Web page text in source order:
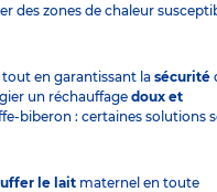
des zones de chaleur
en garantissant la sécurité
un réchauffage doux et
biberon : certaines solutions
le lait maternel en toute